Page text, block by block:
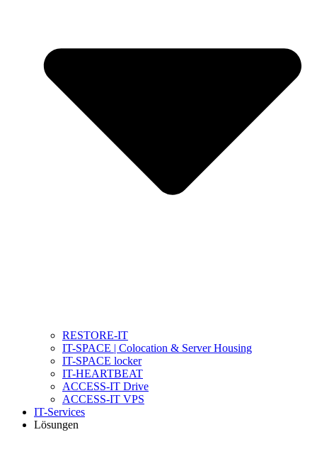
RESTORE-IT
IT-SPACE | Colocation & Server Housing
IT-SPACE locker
IT-HEARTBEAT
ACCESS-IT Drive
ACCESS-IT VPS
IT-Services
Lösungen